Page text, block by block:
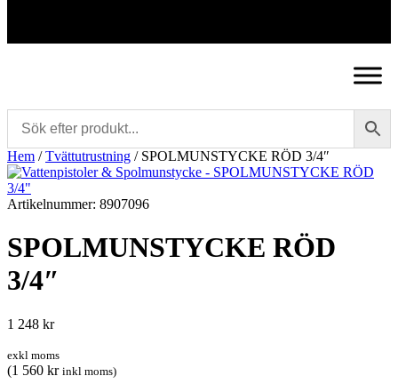
Hem /Tvättutrustning / SPOLMUNSTYCKE RÖD 3/4″
Artikelnummer: 8907096
SPOLMUNSTYCKE RÖD
3/4″
1 248 kr
exkl moms
(1 560 kr inkl moms)